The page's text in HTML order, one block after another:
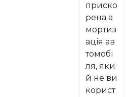
приско
рена а
мортиз
ація ав
томобі
ля, яки
й не ви
корист